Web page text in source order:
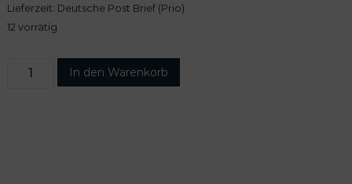
Lieferzeit: Deutsche Post Brief (Prio)
12 vorrätig
In den Warenkorb